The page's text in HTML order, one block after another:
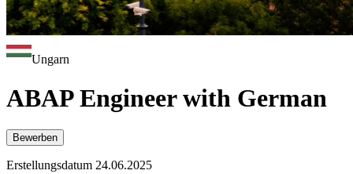
Ungarn
ABAP Engineer with German
Bewerben
Erstellungsdatum 24.06.2025